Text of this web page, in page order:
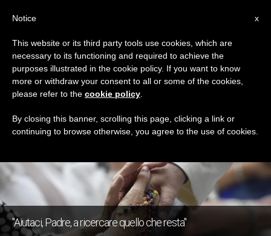
GIORNO
Agosto 8th, 2019
ULTIME NOTIZIE
"Aiutaci, Padre, a ricercare quello che resta"
x
Notice
This website or its third party tools use cookies, which are
necessary to its functioning and required to achieve the
purposes illustrated in the cookie policy. If you want to know
more or withdraw your consent to all or some of the cookies,
please refer to the cookie policy
By closing this banner, scrolling this page, clicking a link or
continuing to browse otherwise, you agree to the use of cookies.